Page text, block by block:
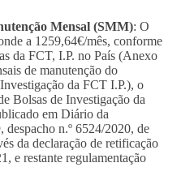
Mensal (SMM): O
a 1259,64€/mês, conforme
da FCT, I.P. no País (Anexo
de manutenção do
da FCT I.P.), o
Bolsas de Investigação da
em Diário da
despacho n.º 6524/2020, de
da declaração de retificação
e restante regulamentação